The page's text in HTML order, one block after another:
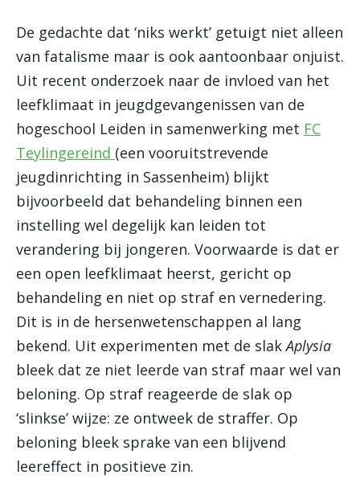
De gedachte dat ‘niks werkt’ getuigt niet alleen
van fatalisme maar is ook aantoonbaar onjuist.
Uit recent onderzoek naar de invloed van het
leefklimaat in jeugdgevangenissen van de
hogeschool Leiden in samenwerking met FC
Teylingereind (een vooruitstrevende
jeugdinrichting in Sassenheim) blijkt
bijvoorbeeld dat behandeling binnen een
instelling wel degelijk kan leiden tot
verandering bij jongeren. Voorwaarde is dat er
een open leefklimaat heerst, gericht op
behandeling en niet op straf en vernedering.
Dit is in de hersenwetenschappen al lang
bekend. Uit experimenten met de slakAplysia
bleek dat ze niet leerde van straf maar wel van
beloning. Op straf reageerde de slak op
‘slinkse’ wijze: ze ontweek de straffer. Op
beloning bleek sprake van een blijvend
leereffect in positieve zin.